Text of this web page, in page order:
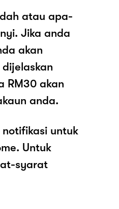
atau apa-
Jika anda
akan
RM30 akan
anda.
untuk
Untuk
syarat